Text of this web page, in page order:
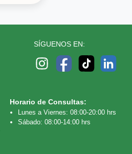
SÍGUENOS EN:
Horario de Consultas:
Lunes a Viernes: 08:00-20:00 hrs
Sábado: 08:00-14:00 hrs